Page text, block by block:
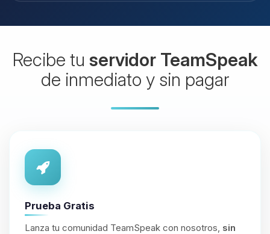
Recibe tu servidor TeamSpeak
de inmediato y sin pagar
Prueba Gratis
Lanza tu comunidad TeamSpeak con nosotros, sin